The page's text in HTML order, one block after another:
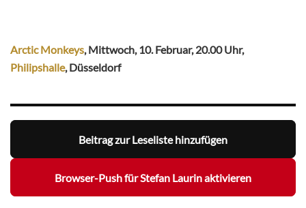
Arctic Monkeys, Mittwoch, 10. Februar, 20.00 Uhr,
Philipshalle, Düsseldorf
Beitrag zur Leseliste hinzufügen
Browser-Push für Stefan Laurin aktivieren